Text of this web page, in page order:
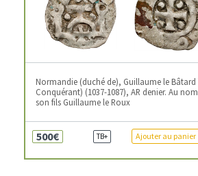
Normandie (duché de), Guillaume le Bâtard
Conquérant) (1037-1087), AR denier. Au
son fils Guillaume le Roux
500€ TB+ Ajouter au panier